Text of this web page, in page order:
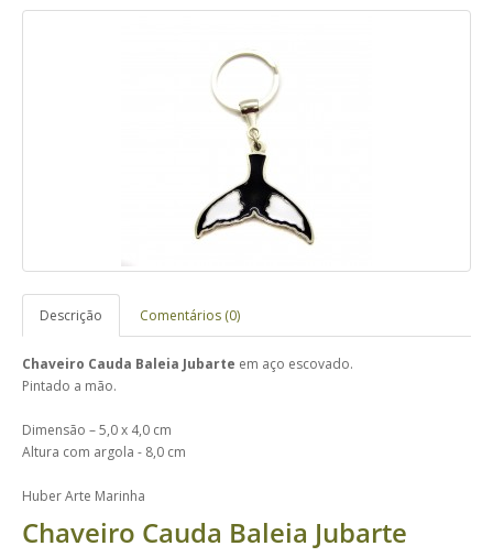
Descrição Comentários (0)
Chaveiro Cauda Baleia Jubarte em aço escovado.
Pintado a mão.
Dimensão – 5,0 x 4,0 cm
Altura com argola - 8,0 cm
Huber Arte Marinha
Chaveiro Cauda Baleia Jubarte